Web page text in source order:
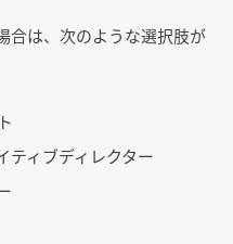
合は、次のような選択肢が
ティブディレクター